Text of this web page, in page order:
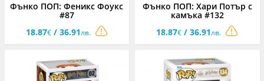
Фънко ПОП: Феникс Фоукс
#87
18.87€/ 36.91лв.
Фънко ПОП: Хари Потър с
камъка #132
18.87€ / 36.91лв.